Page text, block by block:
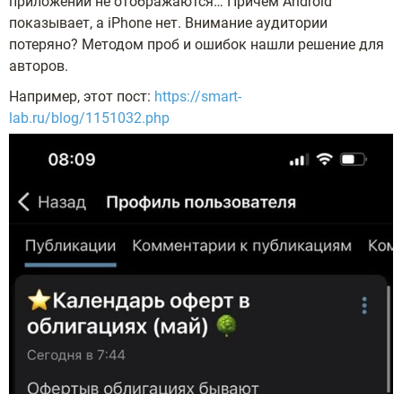
показывает, а iPhone нет. Внимание аудитории
потеряно? Методом проб и ошибок нашли решение для
авторов.
Например, этот пост: https://smart-
lab.ru/blog/1151032.php